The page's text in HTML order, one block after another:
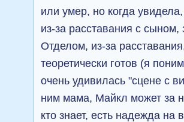
или умер, но когда
из-за расставания с
Отделом, из-за
теоретически готов (я
очень удивилась "сцене с
ним мама, Майкл может за
кто знает, есть надежда на